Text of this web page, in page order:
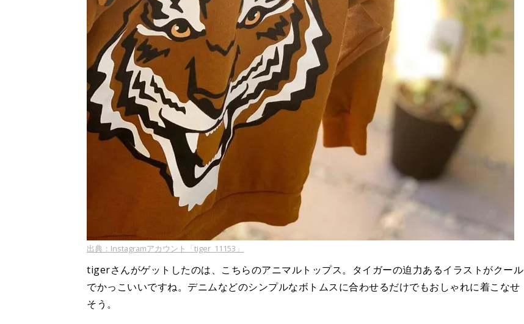
出典：Instagramアカウント「tiger_11153」
tigerさんがゲットしたのは、こちらのアニマルトップス。タイガーの迫力あるイラストがクール
でかっこいいですね。デニムなどのシンプルなボトムスに合わせるだけでもおしゃれに着こなせ
そう。